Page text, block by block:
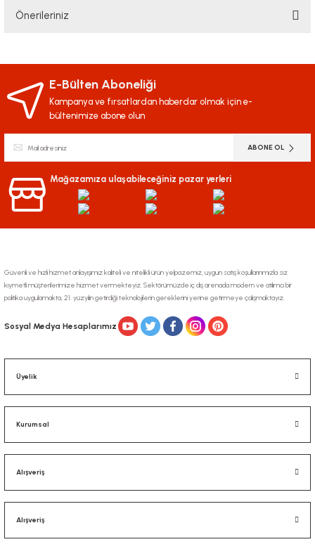
Önerileriniz
iletebilirsiniz.
Görüş ve önerileriniz için teşekkür ederiz.
Ürün açıklamasında eksik bilgiler bulunuyor.
Ürün fiyatı diğer sitelerden daha pahalı.
Bu ürüne benzer farklı alternatifler olmalı.
Gönder
E-Bülten Aboneliği
Kampanya ve fırsatlardan haberdar olmak için e-
bültenimize abone olun
ABONE OL
Mağazamıza ulaşabileceğiniz pazar yerleri
Güvenli ve hızlı hizmet anlayışımız kaliteli ve nitelikli ürün yelpazemiz, uygun satış koşullarınmızla siz
kıymetli müşterilerimize hizmet vermekteyiz. Sektörümüzde iç dış arenada modern ve atılımcı bir
politika uygulamakta, 21. yüzyılın getirdiği teknolojilerin gereklerini yerine getirmeye çalışmaktayız.
Sosyal Medya Hesaplarımız
Üyelik
Kurumsal
Alışveriş
Alışveriş